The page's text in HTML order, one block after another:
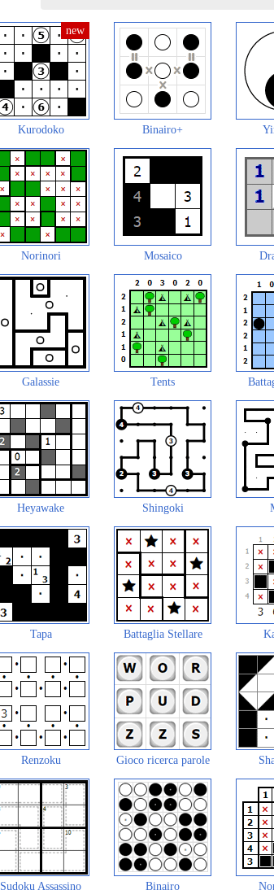
Kurodoko Binairo+
Norinori Mosaico
Galassie Tents
Heyawake Shingoki
Tapa Battaglia Stellare
Renzoku Gioco ricerca parole
Sudoku Assassino Binairo